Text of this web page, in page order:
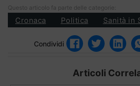
Questo articolo fa parte delle categorie:
Cronaca Politica Sanità in
Condividi
Articoli